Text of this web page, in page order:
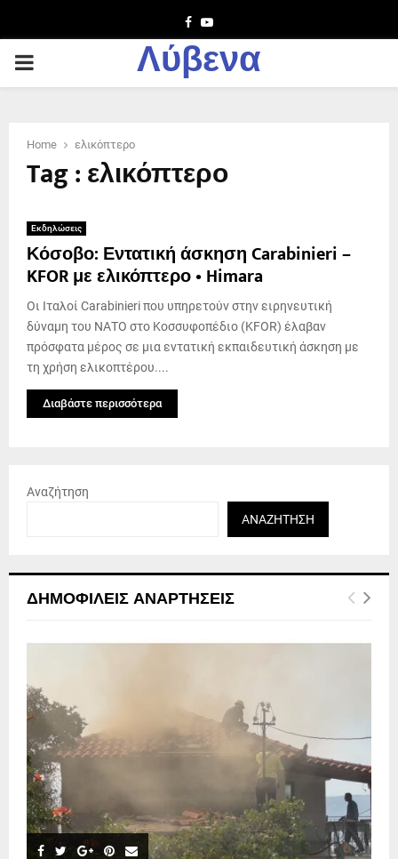
Facebook
Youtube
PRIMARY
Λύβενα
Home ελικόπτερο
Tag : ελικόπτερο
Εκδηλώσεις
Κόσοβο: Εντατική άσκηση Carabinieri –
KFOR με ελικόπτερο • Himara
Οι Ιταλοί Carabinieri που υπηρετούν στην ειρηνευτική
δύναμη του ΝΑΤΟ στο Κοσσυφοπέδιο (KFOR) έλαβαν
πρόσφατα μέρος σε μια εντατική εκπαιδευτική άσκηση με
τη χρήση ελικοπτέρου....
Διαβάστε περισσότερα
Αναζήτηση
ΑΝΑΖΉΤΗΣΗ
ΔΗΜΟΦΙΛΕΊΣ ΑΝΑΡΤΉΣΕΙΣ